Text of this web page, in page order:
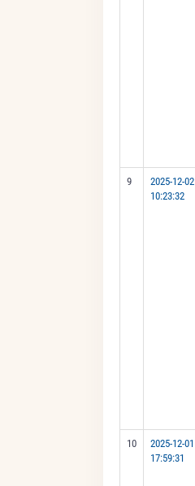
9
2025-12-02
10:23:32
10
2025-12-01
17:59:31